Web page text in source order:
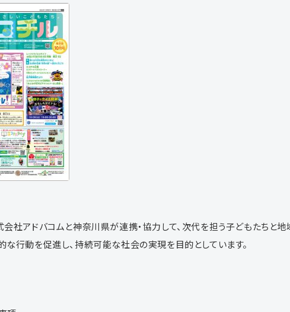
会社アドバコムと神奈川県が連携・協力して、次代を担う子どもたちと
な行動を促進し、持続可能な社会の実現を目的としています。